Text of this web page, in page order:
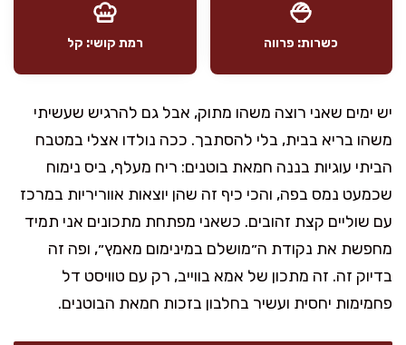
כשרות: פרווה רמת קושי: קל
יש ימים שאני רוצה משהו מתוק, אבל גם להרגיש שעשיתי
משהו בריא בבית, בלי להסתבך. ככה נולדו אצלי במטבח
הביתי עוגיות בננה חמאת בוטנים: ריח מעלף, ביס נימוח
שכמעט נמס בפה, והכי כיף זה שהן יוצאות אווריריות במרכז
עם שוליים קצת זהובים. כשאני מפתחת מתכונים אני תמיד
מחפשת את נקודת ה״מושלם במינימום מאמץ״, ופה זה
בדיוק זה. זה מתכון של אמא בווייב, רק עם טוויסט דל
פחמימות יחסית ועשיר בחלבון בזכות חמאת הבוטנים.